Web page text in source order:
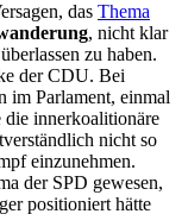
das Thema
, nicht klar
zu haben.
der CDU. Bei
im Parlament, einmal
die innerkoalitionäre
nicht so
einzunehmen.
der SPD gewesen,
positioniert hätte